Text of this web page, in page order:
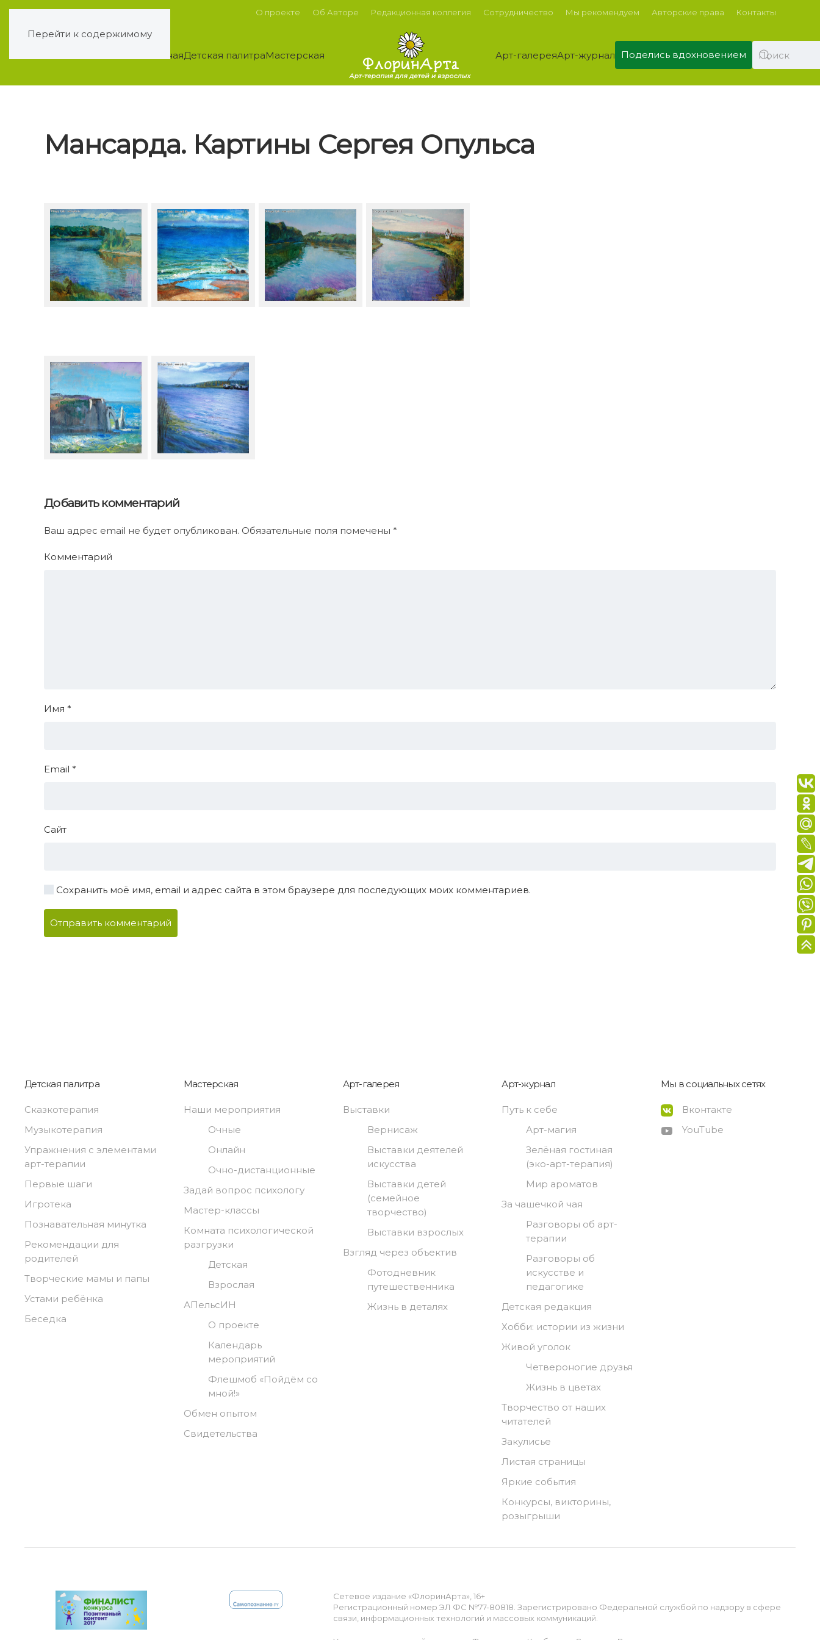
Перейти к содержимому
О проекте Об Авторе Редакционная коллегия Сотрудничество Мы рекомендуем Авторские права Контакты
ГлавнаяДетская палитраМастерская Арт-галереяАрт-журнал Поделись вдохновением
Мансарда. Картины Сергея Опульса
С. Опульс. Ветер на
Москве-реке.Коломна.
С. Опульс. Море зовет в
солнце. Репино.
С. Опульс. Москва-река у
Радужного. Коломна.
С. Опульс. Старая Ладога
— первая столица Руси.
Франция. Зуб дракона.
Этрета.
С. Опульс. На реке Луге.
2013.
Добавить комментарий
Ваш адрес email не будет опубликован. Обязательные поля помечены *
Комментарий
Имя *
Email *
Сайт
Сохранить моё имя, email и адрес сайта в этом браузере для последующих моих комментариев.
Отправить комментарий
Детская палитра
Сказкотерапия
Музыкотерапия
Упражнения с элементами
арт-терапии
Первые шаги
Игротека
Познавательная минутка
Рекомендации для
родителей
Творческие мамы и папы
Устами ребёнка
Беседка
Мастерская
Наши мероприятия
Очные
Онлайн
Очно-дистанционные
Задай вопрос психологу
Мастер-классы
Комната психологической
разгрузки
Детская
Взрослая
АПельсИН
О проекте
Календарь
мероприятий
Флешмоб «Пойдём со
мной!»
Обмен опытом
Свидетельства
Арт-галерея
Выставки
Вернисаж
Выставки деятелей
искусства
Выставки детей
(семейное
творчество)
Выставки взрослых
Взгляд через объектив
Фотодневник
путешественника
Жизнь в деталях
Арт-журнал
Путь к себе
Арт-магия
Зелёная гостиная
(эко-арт-терапия)
Мир ароматов
За чашечкой чая
Разговоры об арт-
терапии
Разговоры об
искусстве и
педагогике
Детская редакция
Хобби: истории из жизни
Живой уголок
Четвероногие друзья
Жизнь в цветах
Творчество от наших
читателей
Закулисье
Листая страницы
Яркие события
Конкурсы, викторины,
розыгрыши
Мы в социальных сетях
Вконтакте
YouTube
Сетевое издание «ФлоринАрта», 16+
Регистрационный номер ЭЛ ФС №77-80818. Зарегистрировано Федеральной службой по надзору в сфере
связи, информационных технологий и массовых коммуникаций.